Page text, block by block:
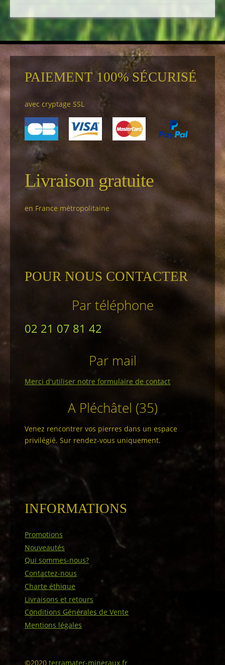
PAIEMENT 100% SÉCURISÉ
avec cryptage SSL
Livraison gratuite
en France métropolitaine
POUR NOUS CONTACTER
Par téléphone
02 21 07 81 42
Par mail
Merci d'utiliser notre formulaire de contact
A Pléchâtel (35)
Venez rencontrer vos pierres dans un espace
privilégié. Sur rendez-vous uniquement.
INFORMATIONS
Promotions
Nouveautés
Qui sommes-nous?
Contactez-nous
Charte éthique
Livraisons et retours
Conditions Générales de Vente
Mentions légales
©2020terramater-mineraux.fr